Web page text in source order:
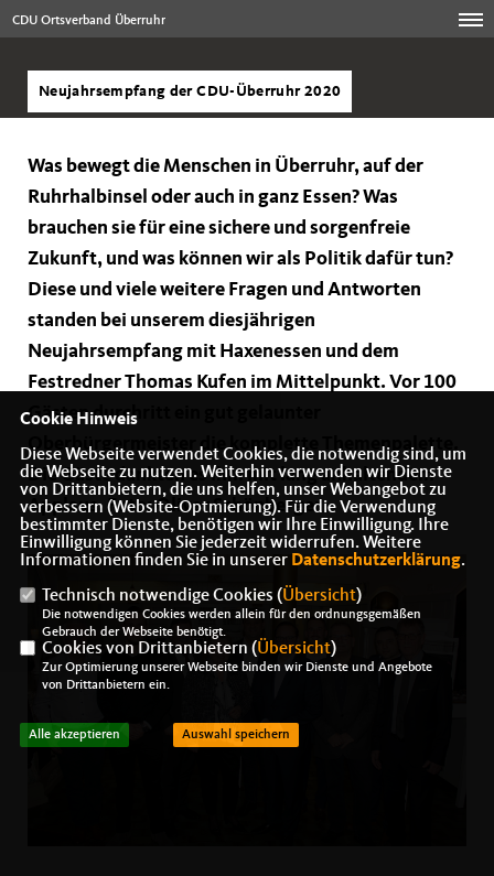
CDU Ortsverband Überruhr
Neujahrsempfang der CDU-Überruhr 2020
Was bewegt die Menschen in Überruhr, auf der
Ruhrhalbinsel oder auch in ganz Essen? Was
brauchen sie für eine sichere und sorgenfreie
Zukunft, und was können wir als Politik dafür tun?
Diese und viele weitere Fragen und Antworten
standen bei unserem diesjährigen
Neujahrsempfang mit Haxenessen und dem
Festredner Thomas Kufen im Mittelpunkt. Vor 100
Gästen durchritt ein gut gelaunter
Oberbürgermeister die komplette Themenpalette.
Die Gäste dankten es ihm mit lang anhaltendem
Applaus. Foto: Oliver Schönberger
Cookie Hinweis
Diese Webseite verwendet Cookies, die notwendig sind, um
die Webseite zu nutzen. Weiterhin verwenden wir Dienste
von Drittanbietern, die uns helfen, unser Webangebot zu
verbessern (Website-Optmierung). Für die Verwendung
bestimmter Dienste, benötigen wir Ihre Einwilligung. Ihre
Einwilligung können Sie jederzeit widerrufen. Weitere
Informationen finden Sie in unserer Datenschutzerklärung.
Technisch notwendige Cookies (Übersicht)
Die notwendigen Cookies werden allein für den ordnungsgemäßen
Gebrauch der Webseite benötigt.
Cookies von Drittanbietern (Übersicht)
Zur Optimierung unserer Webseite binden wir Dienste und Angebote
von Drittanbietern ein.
Alle akzeptieren Auswahl speichern